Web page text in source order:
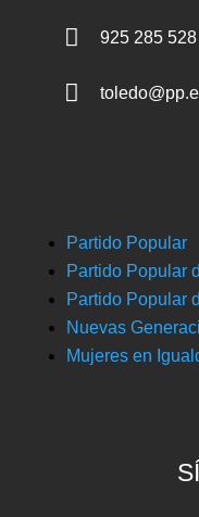
 925 285 528

Partido Popular
Partido Popular
Partido Popular
Nuevas
Mujeres en